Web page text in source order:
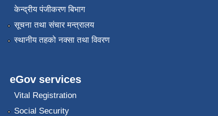
केन्द्रीय पंजीकरण बिभाग
सूचना तथा संचार मन्त्रालय
स्थानीय तहको नक्सा तथा विवरण
eGov services
Vital Registration
Social Security